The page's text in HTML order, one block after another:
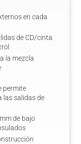
en cada
de CD/cinta
la mezcla
permite
las salidas de
de bajo